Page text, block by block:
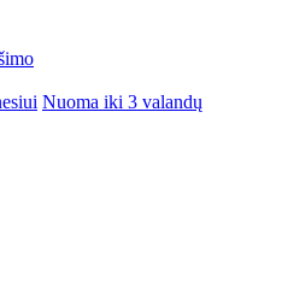
Nuoma iki 3 valandų